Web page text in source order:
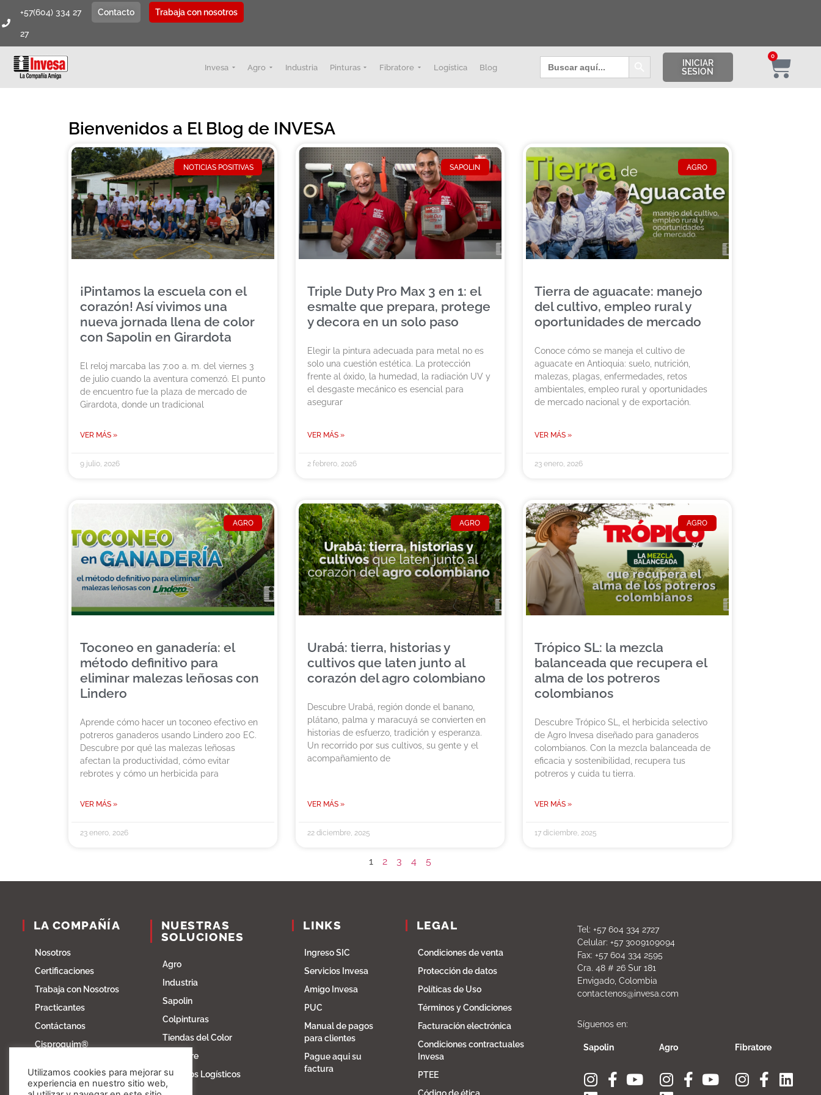
+57(604) 334 27
27
Contacto Trabaja con nosotros
Invesa Agro Industria Pinturas Fibratore Logística Blog
Buscar: Botón de búsqueda
INICIAR
SESION
0
Bienvenidos a El Blog de INVESA
NOTICIAS POSITIVAS
¡Pintamos la escuela con el
corazón! Así vivimos una
nueva jornada llena de color
con Sapolin en Girardota
El reloj marcaba las 7:00 a. m. del viernes 3
de julio cuando la aventura comenzó. El punto
de encuentro fue la plaza de mercado de
Girardota, donde un tradicional
VER MÁS »
9 julio, 2026
SAPOLIN
Triple Duty Pro Max 3 en 1: el
esmalte que prepara, protege
y decora en un solo paso
Elegir la pintura adecuada para metal no es
solo una cuestión estética. La protección
frente al óxido, la humedad, la radiación UV y
el desgaste mecánico es esencial para
asegurar
VER MÁS »
2 febrero, 2026
AGRO
Tierra de aguacate: manejo
del cultivo, empleo rural y
oportunidades de mercado
Conoce cómo se maneja el cultivo de
aguacate en Antioquia: suelo, nutrición,
malezas, plagas, enfermedades, retos
ambientales, empleo rural y oportunidades
de mercado nacional y de exportación.
VER MÁS »
23 enero, 2026
AGRO
Toconeo en ganadería: el
método definitivo para
eliminar malezas leñosas con
Lindero
Aprende cómo hacer un toconeo efectivo en
potreros ganaderos usando Lindero 200 EC.
Descubre por qué las malezas leñosas
afectan la productividad, cómo evitar
rebrotes y cómo un herbicida para
VER MÁS »
23 enero, 2026
AGRO
Urabá: tierra, historias y
cultivos que laten junto al
corazón del agro colombiano
Descubre Urabá, región donde el banano,
plátano, palma y maracuyá se convierten en
historias de esfuerzo, tradición y esperanza.
Un recorrido por sus cultivos, su gente y el
acompañamiento de
VER MÁS »
22 diciembre, 2025
AGRO
Trópico SL: la mezcla
balanceada que recupera el
alma de los potreros
colombianos
Descubre Trópico SL, el herbicida selectivo
de Agro Invesa diseñado para ganaderos
colombianos. Con la mezcla balanceada de
eficacia y sostenibilidad, recupera tus
potreros y cuida tu tierra.
VER MÁS »
17 diciembre, 2025
1 2 3 4 5
LA COMPAÑÍA
Nosotros
Certificaciones
Trabaja con Nosotros
Practicantes
Contáctanos
Cisproquim®
Blog
NUESTRAS
SOLUCIONES
Agro
Industria
Sapolin
Colpinturas
Tiendas del Color
Fibratore
Servicios Logísticos
LINKS
Ingreso SIC
Servicios Invesa
Amigo Invesa
PUC
Manual de pagos
para clientes
Pague aqui su
factura
LEGAL
Condiciones de venta
Protección de datos
Políticas de Uso
Términos y Condiciones
Facturación electrónica
Condiciones contractuales
Invesa
PTEE
Tel: +57 604 334 2727
Celular: +57 3009109094
Fax: +57 604 334 2595
Cra. 48 # 26 Sur 181
Envigado, Colombia
contactenos@invesa.com
Síguenos en:
Sapolin Agro Fibratore
Utilizamos cookies para mejorar su
experiencia en nuestro sitio web,